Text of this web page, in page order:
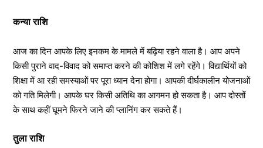
कन्या राशि
आज का दिन आपके लिए इनकम के मामले में बढ़िया रहने वाला है। आप अपने
किसी पुराने वाद-विवाद को समाप्त करने की कोशिश में लगे रहेंगे। विद्यार्थियों को
शिक्षा में आ रही समस्याओं पर पूरा ध्यान देना होगा। आपकी दीर्घकालीन योजनाओं
को गति मिलेगी। आपके घर किसी अतिथि का आगमन हो सकता है। आप दोस्तों
के साथ कहीं घूमने फिरने जाने की प्लानिंग कर सकते हैं।
तुला राशि